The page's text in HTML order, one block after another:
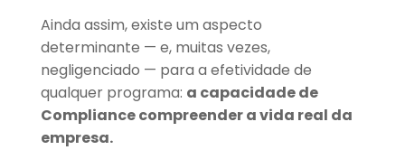
Ainda assim, existe um aspecto
determinante — e, muitas vezes,
negligenciado — para a efetividade de
qualquer programa: a capacidade de
Compliance compreender a vida real da
empresa.